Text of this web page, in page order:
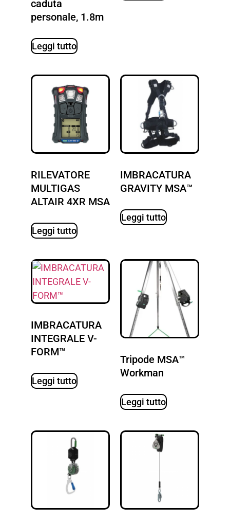
caduta
personale, 1.8m
Leggi tutto
RILEVATORE
MULTIGAS
ALTAIR 4XR MSA
Leggi tutto
IMBRACATURA
GRAVITY MSA™
Leggi tutto
IMBRACATURA
INTEGRALE V-
FORM™
Leggi tutto
Tripode MSA™
Workman
Leggi tutto